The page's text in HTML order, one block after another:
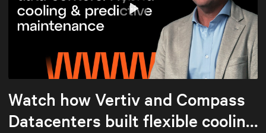
Mute Settings
Watch how Vertiv and Compass
Datacenters built flexible cooling